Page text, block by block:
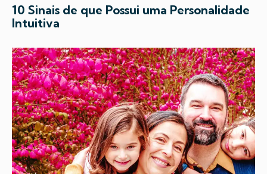
10 Sinais de que Possui uma Personalidade
Intuitiva